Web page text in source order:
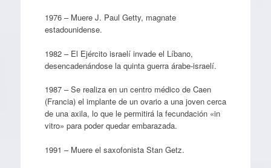
1976 – Muere J. Paul Getty, magnate
estadounidense.
1982 – El Ejército israelí invade el Líbano,
desencadenándose la quinta guerra árabe-israelí.
1987 – Se realiza en un centro médico de Caen
(Francia) el implante de un ovario a una joven cerca
de una axila, lo que le permitirá la fecundación «in
vitro» para poder quedar embarazada.
1991 – Muere el saxofonista Stan Getz.